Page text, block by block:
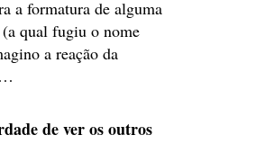
a formatura de alguma
qual fugiu o nome
a reação da
de ver os outros